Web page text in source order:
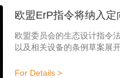
欧盟ErP指令将纳入
欧盟委员会的生态设计指令
以及相关设备的条例草案展开
For Details >